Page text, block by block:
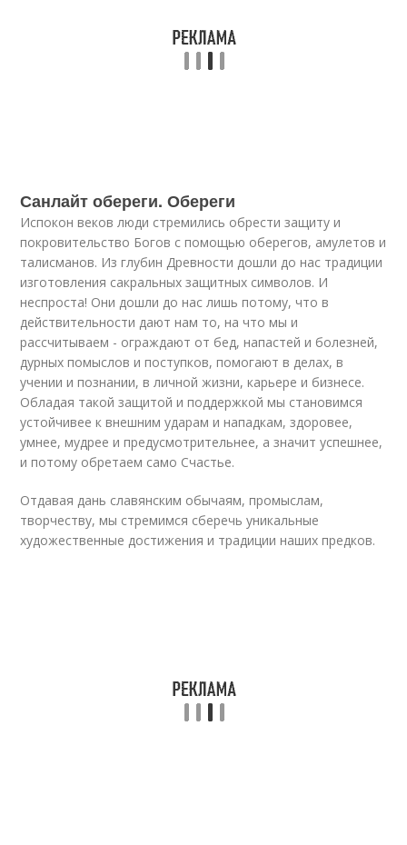
Санлайт обереги. Обереги
Испокон веков люди стремились обрести защиту и
покровительство Богов с помощью оберегов, амулетов и
талисманов. Из глубин Древности дошли до нас традиции
изготовления сакральных защитных символов. И
неспроста! Они дошли до нас лишь потому, что в
действительности дают нам то, на что мы и
рассчитываем - ограждают от бед, напастей и болезней,
дурных помыслов и поступков, помогают в делах, в
учении и познании, в личной жизни, карьере и бизнесе.
Обладая такой защитой и поддержкой мы становимся
устойчивее к внешним ударам и нападкам, здоровее,
умнее, мудрее и предусмотрительнее, а значит успешнее,
и потому обретаем само Счастье.
Отдавая дань славянским обычаям, промыслам,
творчеству, мы стремимся сберечь уникальные
художественные достижения и традиции наших предков.